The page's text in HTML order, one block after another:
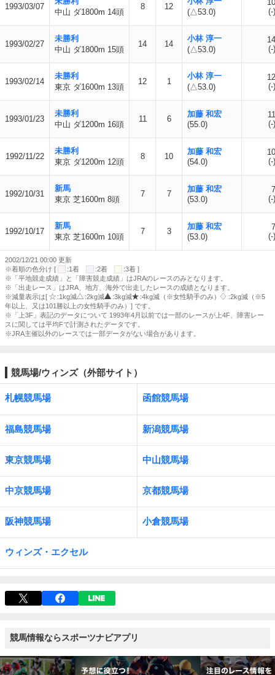
1993/03/07
中山 ダ1800m 14頭
8 12
(△53.0)
10
(-)
1993/02/27
未勝利
中山 ダ1800m 15頭
14 14
小林 淳一
(△53.0)
14
(-)
1993/02/14
未勝利
東京 ダ1600m 13頭
12 1
小林 淳一
(△53.0)
12
(-)
1993/01/23
未勝利
中山 ダ1200m 16頭
11 6
加藤 和宏
(55.0)
11
(-)
1992/11/22
未勝利
東京 ダ1200m 12頭
8 10
加藤 和宏
(54.0)
10
(-)
1992/10/31
新馬
東京 芝1600m 8頭
7 7
加藤 和宏
(53.0)
7
(-)
1992/10/17
新馬
東京 芝1600m 10頭
7 3
加藤 和宏
(53.0)
7
(-)
2002/12/21 00:00 更新
※着順の色分け [
:1着 :2着
:3着 ]
※「平地競走成績」と「障害競走成績」はJRAのレースのみとなります。
※「出走レース」はJRA、地方、海外で出走したレースの成績となります。
※減量表示は[
:1kg減 :2kg減 :3kg減 :4kg減（※女性騎手のみ）
:2kg減（※5
年以上、又は101勝以上の女性騎手のみ）] です。
※「上3F」表記のデータについて 1993年4月以前では一部のレースが上4F、障害レー
スに関しては平均Fで計測されたデータです。
※JRA主催以外のレースでは一部データがない場合があります。
競馬場/ウィンズ（外部サイト）
札幌競馬場 函館競馬場
福島競馬場 新潟競馬場
東京競馬場 中山競馬場
中京競馬場 京都競馬場
阪神競馬場 小倉競馬場
ウィンズ・エクセル
競馬情報ならスポーツナビアプリ